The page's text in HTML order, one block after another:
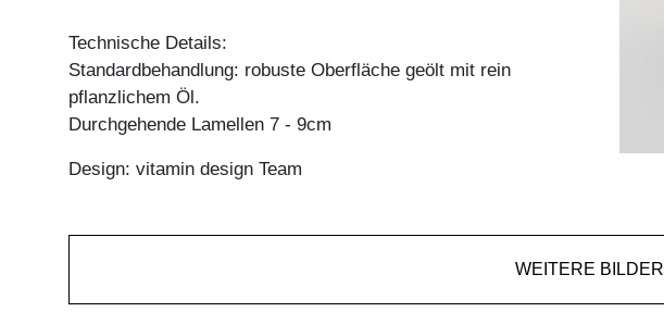
Technische Details:
Standardbehandlung: robuste Oberfläche geölt mit rein
pflanzlichem Öl.
Durchgehende Lamellen 7 - 9cm
Design: vitamin design Team
WEITERE BILDER